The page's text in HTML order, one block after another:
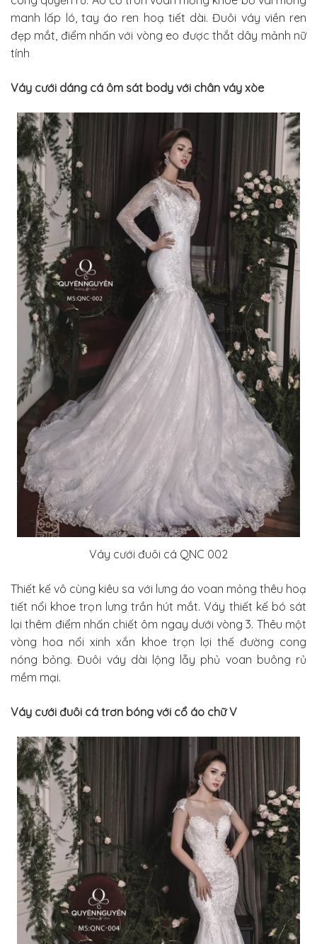
manh lấp ló, tay áo ren hoạ tiết dài. Đuôi váy viền ren
đẹp mắt, điểm nhấn với vòng eo được thắt dây mảnh nữ
tính
Váy cưới dáng cá ôm sát body với chân váy xòe
Váy cưới đuôi cá QNC 002
Thiết kế vô cùng kiêu sa với lưng áo voan mỏng thêu hoạ
tiết nổi khoe trọn lưng trần hút mắt. Váy thiết kế bó sát
lại thêm điểm nhấn chiết ôm ngay dưới vòng 3. Thêu một
vòng hoa nổi xinh xắn khoe trọn lợi thế đường cong
nóng bỏng. Đuôi váy dài lộng lẫy phủ voan buông rủ
mềm mại.
Váy cưới đuôi cá trơn bóng với cổ áo chữ V